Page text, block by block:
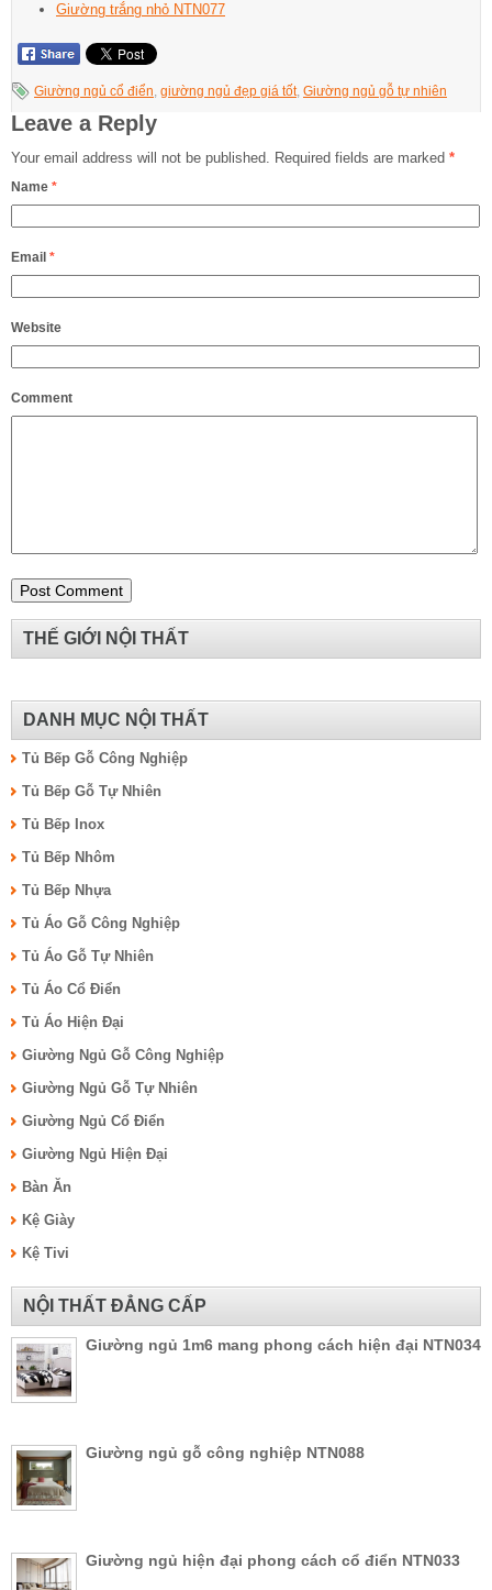
Giường trắng nhỏ NTN077
Giường ngủ cổ điển, giường ngủ đẹp giá tốt, Giường ngủ gỗ tự nhiên
Leave a Reply
Your email address will not be published. Required fields are marked *
Name *
Email *
Website
Comment
THẾ GIỚI NỘI THẤT
DANH MỤC NỘI THẤT
Tủ Bếp Gỗ Công Nghiệp
Tủ Bếp Gỗ Tự Nhiên
Tủ Bếp Inox
Tủ Bếp Nhôm
Tủ Bếp Nhựa
Tủ Áo Gỗ Công Nghiệp
Tủ Áo Gỗ Tự Nhiên
Tủ Áo Cổ Điển
Tủ Áo Hiện Đại
Giường Ngủ Gỗ Công Nghiệp
Giường Ngủ Gỗ Tự Nhiên
Giường Ngủ Cổ Điển
Giường Ngủ Hiện Đại
Bàn Ăn
Kệ Giày
Kệ Tivi
NỘI THẤT ĐẲNG CẤP
Giường ngủ 1m6 mang phong cách hiện đại NTN034
Giường ngủ gỗ công nghiệp NTN088
Giường ngủ hiện đại phong cách cổ điển NTN033